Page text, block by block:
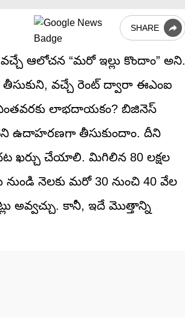
SHARE
ఆలోచన “మరో ఇల్లు కొందాం” అని.
తీసుకుని, వచ్చే రెంట్ ద్వారా ఈఎంఐ
లాభదాయకం? బిజినెస్
ఉదాహరణగా తీసుకుందాం. దీని
ఖర్చు చేయాలి. మిగిలిన 80 లక్షల
నెలకు మరో 30 నుంచి 40 వేల
అవ్వచ్చు. కానీ, ఇదే మొత్తాన్ని